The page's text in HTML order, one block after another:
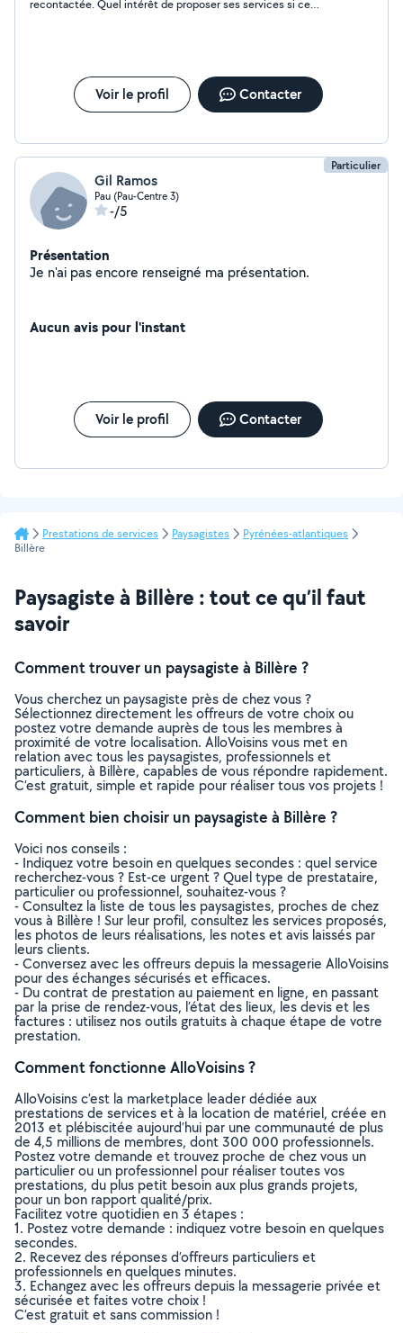
recontactée. Quel intérêt de proposer ses services si ce
Voir le profil Contacter
Particulier
Gil Ramos
Pau (Pau-Centre 3)
-/5
Présentation
Je n'ai pas encore renseigné ma présentation.
Aucun avis pour l'instant
Voir le profil Contacter
Prestations de services Paysagistes
Pyrénées-atlantiques
Billère
Paysagiste à Billère : tout ce qu’il faut
savoir
Comment trouver un paysagiste à Billère ?
Vous cherchez un paysagiste près de chez vous ?
Sélectionnez directement les offreurs de votre choix ou
postez votre demande auprès de tous les membres à
proximité de votre localisation. AlloVoisins vous met en
relation avec tous les paysagistes, professionnels et
particuliers, à Billère, capables de vous répondre rapidement.
C’est gratuit, simple et rapide pour réaliser tous vos projets !
Comment bien choisir un paysagiste à Billère ?
Voici nos conseils :
- Indiquez votre besoin en quelques secondes : quel service
recherchez-vous ? Est-ce urgent ? Quel type de prestataire,
particulier ou professionnel, souhaitez-vous ?
- Consultez la liste de tous les paysagistes, proches de chez
vous à Billère ! Sur leur profil, consultez les services proposés,
les photos de leurs réalisations, les notes et avis laissés par
leurs clients.
- Conversez avec les offreurs depuis la messagerie AlloVoisins
pour des échanges sécurisés et efficaces.
- Du contrat de prestation au paiement en ligne, en passant
par la prise de rendez-vous, l’état des lieux, les devis et les
factures : utilisez nos outils gratuits à chaque étape de votre
prestation.
Comment fonctionne AlloVoisins ?
AlloVoisins c’est la marketplace leader dédiée aux
prestations de services et à la location de matériel, créée en
2013 et plébiscitée aujourd’hui par une communauté de plus
de 4,5 millions de membres, dont 300 000 professionnels.
Postez votre demande et trouvez proche de chez vous un
particulier ou un professionnel pour réaliser toutes vos
prestations, du plus petit besoin aux plus grands projets,
pour un bon rapport qualité/prix.
Facilitez votre quotidien en 3 étapes :
1. Postez votre demande : indiquez votre besoin en quelques
secondes.
2. Recevez des réponses d’offreurs particuliers et
professionnels en quelques minutes.
3. Echangez avec les offreurs depuis la messagerie privée et
sécurisée et faites votre choix !
C’est gratuit et sans commission !